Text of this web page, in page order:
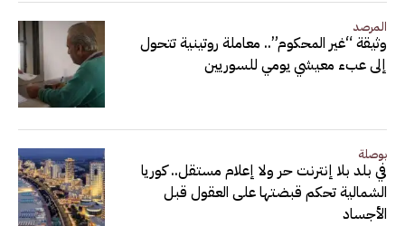
المرصد
وثيقة “غير المحكوم”.. معاملة روتينية تتحول
إلى عبء معيشي يومي للسوريين
بوصلة
في بلد بلا إنترنت حر ولا إعلام مستقل.. كوريا
الشمالية تحكم قبضتها على العقول قبل
الأجساد